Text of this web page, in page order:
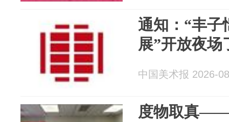
通知：“丰子
展”开放夜场
中国美术报 2026-
度物取真——